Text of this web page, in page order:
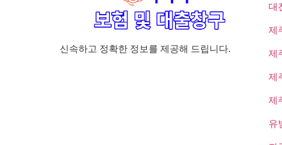
신속하고 정확한 정보를 제공해 드립니다.
대
제
제
제
제
유